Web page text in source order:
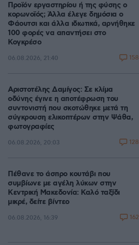
Προϊόν εργαστηρίου ή της φύσης ο
κορωνοϊός; Άλλα έλεγε δημόσια ο
Φάουτσι και άλλα ιδιωτικά, αρνήθηκε
100 φορές να απαντήσει στο
Κογκρέσο
06.08.2026, 21:40 158
Αριστοτέλης Δαμίγος: Σε κλίμα
οδύνης έγινε η αποτέφρωση του
συντονιστή που σκοτώθηκε μετά τη
σύγκρουση ελικοπτέρων στην Ψάθα,
φωτογραφίες
06.08.2026, 20:03 128
Πέθανε το άσπρο κουτάβι που
συμβίωνε με αγέλη λύκων στην
Κεντρική Μακεδονία: Καλό ταξίδι
μικρέ, δείτε βίντεο
06.08.2026, 16:39 162